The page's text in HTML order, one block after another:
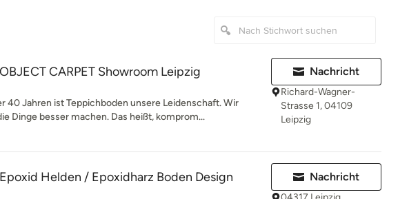
OBJECT CARPET Showroom Leipzig
40 Jahren ist Teppichboden unsere Leidenschaft. Wir
Dinge besser machen. Das heißt, komprom...
Nachricht
Richard-Wagner-
Strasse 1, 04109
Leipzig
Epoxid Helden / Epoxidharz Boden Design Nachricht